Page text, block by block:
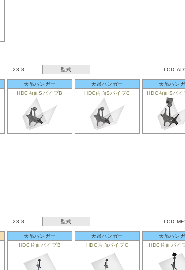
23.8 型式 LCD-
天吊ハンガー
HDC両面SパイプB
天吊ハンガー
HDC両面SパイプC
天吊ハン
HDC両面Sパイ
23.8 型式 LCD-
天吊ハンガー
HDC片面パイプB
天吊ハンガー
HDC片面パイプC
天吊ハン
HDC片面パイ